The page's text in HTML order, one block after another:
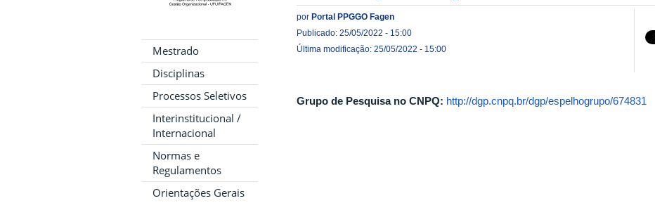
Mestrado
Disciplinas
Processos Seletivos
Interinstitucional /
Internacional
Normas e
Regulamentos
Orientações Gerais
por Portal PPGGO Fagen
Publicado: 25/05/2022 - 15:00
Última modificação: 25/05/2022 - 15:00
Grupo de Pesquisa no CNPQ: http://dgp.cnpq.br/dgp/espelhogrupo/674831